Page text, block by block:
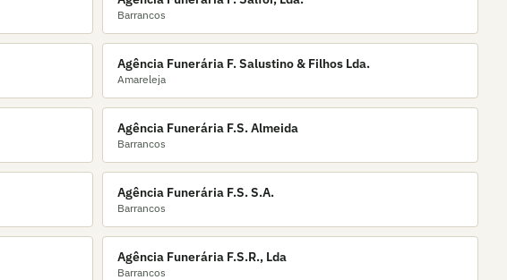
Barrancos
Agência Funerária F. Salustino & Filhos Lda.
Amareleja
Agência Funerária F.S. Almeida
Barrancos
Agência Funerária F.S. S.A.
Barrancos
Agência Funerária F.S.R., Lda
Barrancos